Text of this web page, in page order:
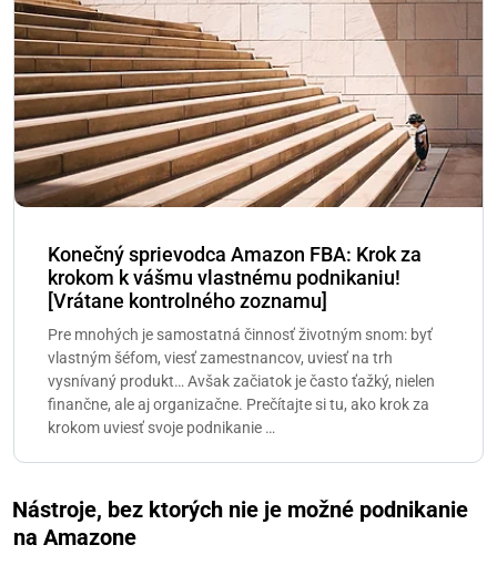
Konečný sprievodca Amazon FBA: Krok za
krokom k vášmu vlastnému podnikaniu!
[Vrátane kontrolného zoznamu]
Pre mnohých je samostatná činnosť životným snom: byť
vlastným šéfom, viesť zamestnancov, uviesť na trh
vysnívaný produkt… Avšak začiatok je často ťažký, nielen
finančne, ale aj organizačne. Prečítajte si tu, ako krok za
krokom uviesť svoje podnikanie …
Nástroje, bez ktorých nie je možné podnikanie
na Amazone